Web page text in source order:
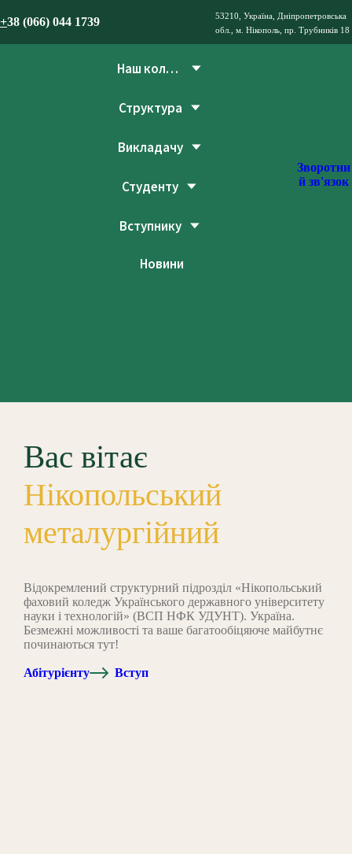
+38 (066) 044 1739
53210, Україна, Дніпропетровська
обл., м. Нікополь, пр. Трубників 18
Наш коледж
Структура
Викладачу
Студенту
Вступнику
Новини
Зворотни
й зв'язок
Вас вітає
Нікопольський
металургійний
Відокремлений структурний підрозділ «Нікопольський
фаховий коледж Українського державного університету
науки і технологій» (ВСП НФК УДУНТ). Україна.
Безмежні можливості та ваше багатообіцяюче майбутнє
починаються тут!
Абітурієнту Вступ